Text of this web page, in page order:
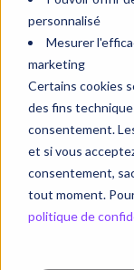
personnalisé
Mesurer
marketing
Certains cookies
des fins
consentement.
et si vous
consentement,
tout moment.
politique de